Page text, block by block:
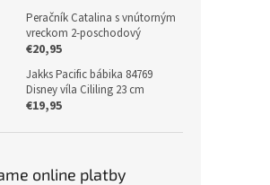
Peračník Catalina s vnútorným
vreckom 2-poschodový
€20,95
Jakks Pacific bábika 84769
Disney víla Cililing 23 cm
€19,95
online platby